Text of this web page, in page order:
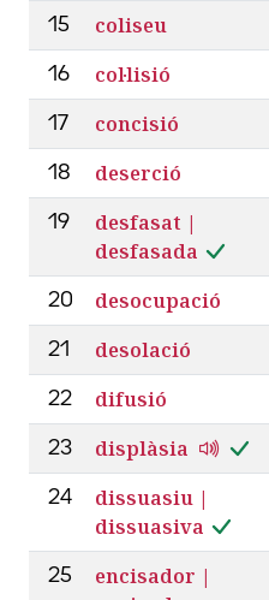
15 coliseu
16 col·lisió
17 concisió
18 deserció
19
desfasat |
desfasada
20 desocupació
21 desolació
22 difusió
23 displàsia
24
dissuasiu |
dissuasiva
25
encisador |